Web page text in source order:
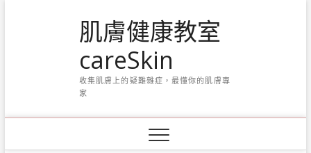
肌膚健康教室
careSkin
收集肌膚上的疑難雜症，最懂你的肌膚專
家